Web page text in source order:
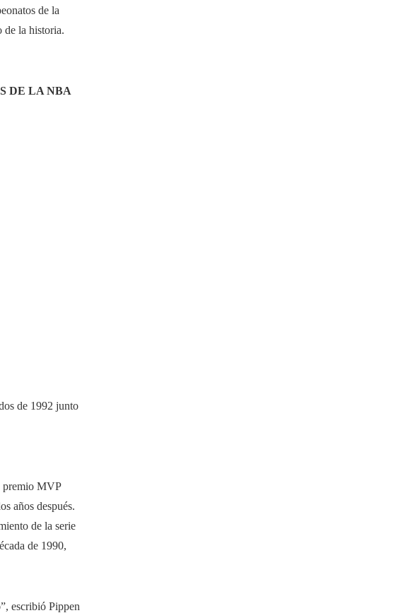
de la
de la historia.
DE LA NBA
de 1992 junto
premio MVP
años después.
de la serie
de 1990,
escribió Pippen